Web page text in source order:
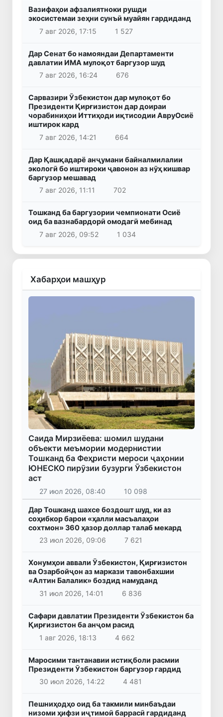
Вазифаҳои афзалиятноки рушди
экосистемаи зеҳни сунъӣ муайян гардиданд
7 авг 2026, 17:15
1 527
Дар Сенат бо намояндаи Департаменти
давлатии ИМА мулоқот баргузор шуд
7 авг 2026, 16:24
676
Сарвазири Ӯзбекистон дар мулоқот бо
Президенти Қирғизистон дар доираи
чорабиниҳои Иттиҳоди иқтисодии АвруОсиё
иштирок кард
7 авг 2026, 14:21
664
Дар Қашқадарё анҷумани байналмилалии
экологӣ бо иштироки ҷавонон аз нӯҳ кишвар
баргузор мешавад
7 авг 2026, 11:11
702
Тошканд ба баргузории чемпионати Осиё
оид ба вазнабардорӣ омодагӣ мебинад
7 авг 2026, 09:52
1 034
Хабарҳои машҳур
Саида Мирзиёева: шомил шудани
объекти меъмории модернистии
Тошканд ба Феҳристи мероси ҷаҳонии
ЮНЕСКО пирӯзии бузурги Ӯзбекистон
аст
27 июл 2026, 08:40 10 098
Дар Тошканд шахсе боздошт шуд, ки аз
соҳибкор барои «ҳалли масъалаҳои
сохтмон» 360 ҳазор доллар талаб мекард
23 июл 2026, 09:06
7 621
Хонумҳои аввали Ӯзбекистон, Қирғизистон
ва Озарбойҷон аз маркази тавонбахшии
«Алтин Балалик» боздид намуданд
31 июл 2026, 14:01
6 836
Сафари давлатии Президенти Ӯзбекистон ба
Қирғизистон ба анҷом расид
1 авг 2026, 18:13
4 662
Маросими тантанавии истиқболи расмии
Президенти Ӯзбекистон баргузор гардид
30 июл 2026, 14:22
4 481
Пешниҳодҳо оид ба такмили минбаъдаи
низоми ҳифзи иҷтимоӣ баррасӣ гардиданд